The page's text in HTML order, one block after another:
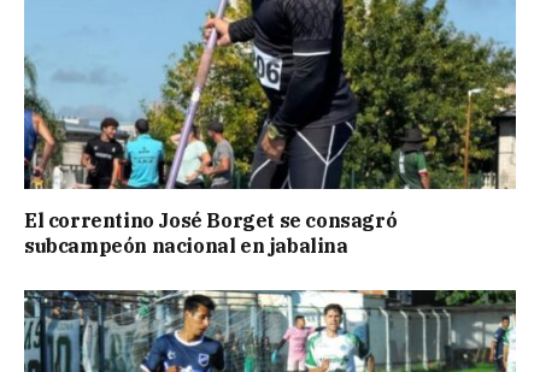
El correntino José Borget se consagró
subcampeón nacional en jabalina